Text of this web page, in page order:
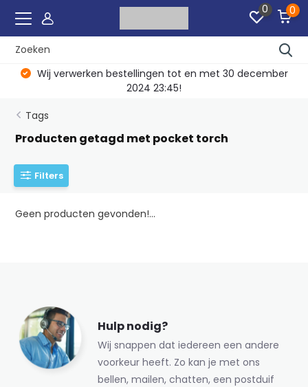
0 0
Wij verwerken bestellingen tot en met 30 december
2024 23:45!
Tags
Producten getagd met pocket torch
Filters
Geen producten gevonden!...
Hulp nodig?
Wij snappen dat iedereen een andere
voorkeur heeft. Zo kan je met ons
bellen, mailen, chatten, een postduif